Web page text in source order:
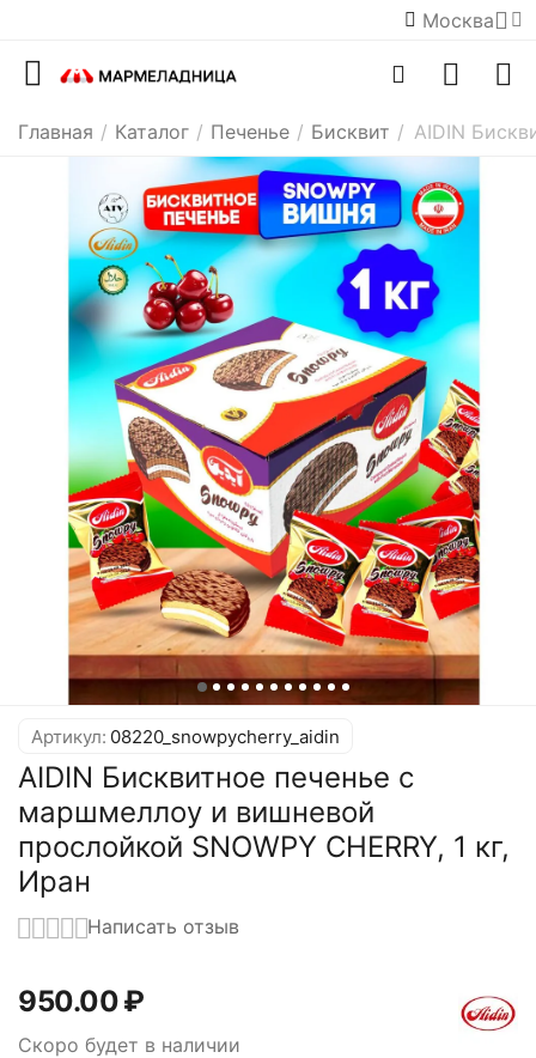
Москва
Главная / Каталог / Печенье / Бисквит / AIDIN
Артикул: 08220_snowpycherry_aidin
AIDIN Бисквитное печенье с
маршмеллоу и вишневой
прослойкой SNOWPY CHERRY, 1 кг,
Иран
Написать отзыв
950.00₽
Скоро будет в наличии